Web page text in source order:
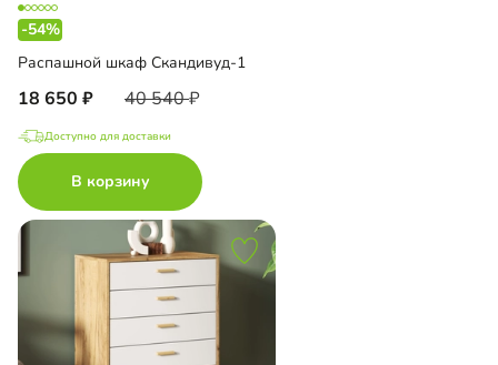
-54%
Распашной шкаф Скандивуд-1
18 650 40 540
Доступно для доставки
В корзину